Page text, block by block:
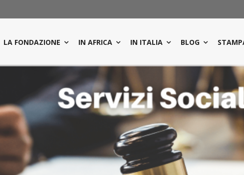
LA FONDAZIONE IN AFRICA IN ITALIA BLOG